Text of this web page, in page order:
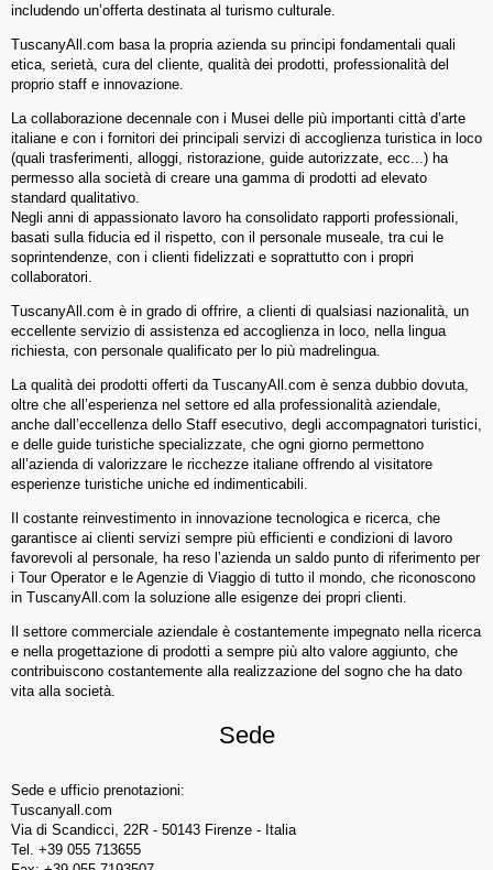
includendo un’offerta destinata al turismo culturale.
TuscanyAll.com basa la propria azienda su principi fondamentali quali
etica, serietà, cura del cliente, qualità dei prodotti, professionalità del
proprio staff e innovazione.
La collaborazione decennale con i Musei delle più importanti città d’arte
italiane e con i fornitori dei principali servizi di accoglienza turistica in loco
(quali trasferimenti, alloggi, ristorazione, guide autorizzate, ecc...) ha
permesso alla società di creare una gamma di prodotti ad elevato
standard qualitativo.
Negli anni di appassionato lavoro ha consolidato rapporti professionali,
basati sulla fiducia ed il rispetto, con il personale museale, tra cui le
soprintendenze, con i clienti fidelizzati e soprattutto con i propri
collaboratori.
TuscanyAll.com è in grado di offrire, a clienti di qualsiasi nazionalità, un
eccellente servizio di assistenza ed accoglienza in loco, nella lingua
richiesta, con personale qualificato per lo più madrelingua.
La qualità dei prodotti offerti da TuscanyAll.com è senza dubbio dovuta,
oltre che all’esperienza nel settore ed alla professionalità aziendale,
anche dall’eccellenza dello Staff esecutivo, degli accompagnatori turistici,
e delle guide turistiche specializzate, che ogni giorno permettono
all’azienda di valorizzare le ricchezze italiane offrendo al visitatore
esperienze turistiche uniche ed indimenticabili.
Il costante reinvestimento in innovazione tecnologica e ricerca, che
garantisce ai clienti servizi sempre più efficienti e condizioni di lavoro
favorevoli al personale, ha reso l’azienda un saldo punto di riferimento per
i Tour Operator e le Agenzie di Viaggio di tutto il mondo, che riconoscono
in TuscanyAll.com la soluzione alle esigenze dei propri clienti.
Il settore commerciale aziendale è costantemente impegnato nella ricerca
e nella progettazione di prodotti a sempre più alto valore aggiunto, che
contribuiscono costantemente alla realizzazione del sogno che ha dato
vita alla società.
Sede
Sede e ufficio prenotazioni:
Tuscanyall.com
Via di Scandicci, 22R - 50143 Firenze - Italia
Tel. +39 055 713655